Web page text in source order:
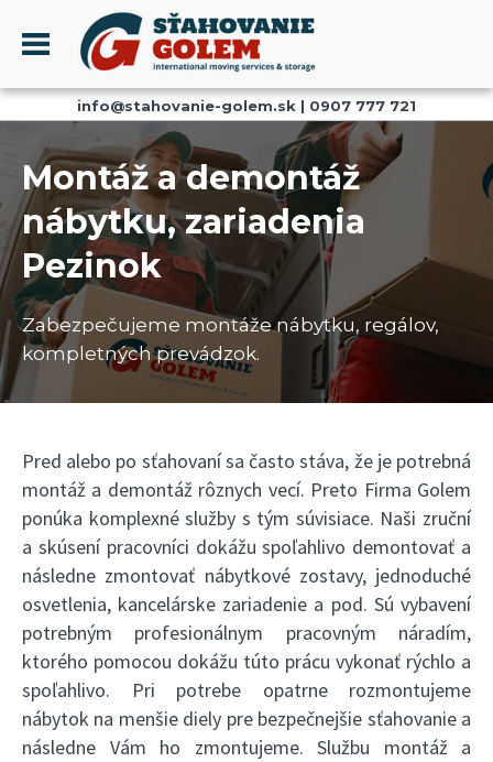
Menu
PROFIL
SŤAHOVANIE - SŤAHOVACIE SLUŽBY
DOPRAVA - DOPRAVNÉ SLUŽBY
AKCIE A ZĽAVY
SKLADOVANIE
REFERENCIE
CENNÍK
KONTAKT
info@stahovanie-golem.sk | 0907 777 721
Montáž a demontáž
nábytku, zariadenia
Pezinok
Zabezpečujeme montáže nábytku, regálov,
kompletných prevádzok.
Pred alebo po sťahovaní sa často stáva, že je potrebná
montáž a demontáž rôznych vecí. Preto Firma Golem
ponúka komplexné služby s tým súvisiace. Naši zruční
a skúsení pracovníci dokážu spoľahlivo demontovať a
následne zmontovať nábytkové zostavy, jednoduché
osvetlenia, kancelárske zariadenie a pod. Sú vybavení
potrebným profesionálnym pracovným náradím,
ktorého pomocou dokážu túto prácu vykonať rýchlo a
spoľahlivo. Pri potrebe opatrne rozmontujeme
nábytok na menšie diely pre bezpečnejšie sťahovanie a
následne Vám ho zmontujeme. Službu montáž a